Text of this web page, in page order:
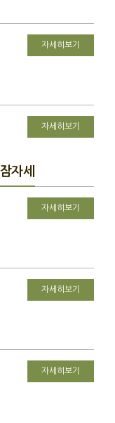
자세히보기
자세히보기
자세
자세히보기
자세히보기
자세히보기